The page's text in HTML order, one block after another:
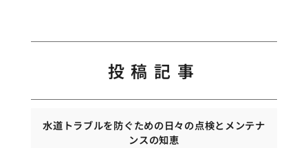
投稿記事
水道トラブルを防ぐための日々の点検とメンテナ
ンスの知恵